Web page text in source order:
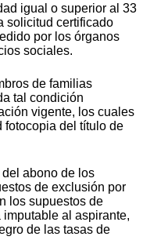
igual o superior al 33
solicitud certificado
por los órganos
sociales.
de familias
tal condición
vigente, los cuales
fotocopia del título de
abono de los
de exclusión por
los supuestos de
al aspirante,
de las tasas de